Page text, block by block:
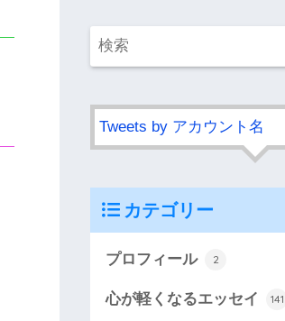
Tweets by アカウント名
カテゴリー
プロフィール 2
心が軽くなるエッセイ 141